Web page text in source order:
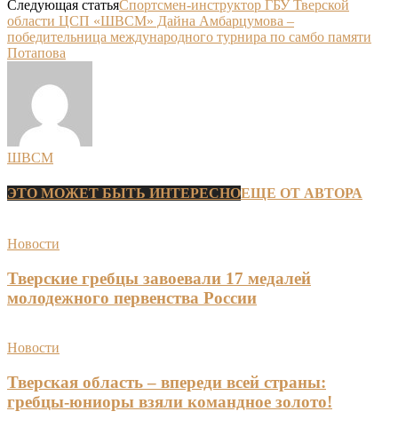
Следующая статьяСпортсмен-инструктор ГБУ Тверской
области ЦСП «ШВСМ» Дайна Амбарцумова –
победительница международного турнира по самбо памяти
Потапова
ШВСМ
ЭТО МОЖЕТ БЫТЬ ИНТЕРЕСНОЕЩЕ ОТ АВТОРА
Новости
Тверские гребцы завоевали 17 медалей
молодежного первенства России
Новости
Тверская область – впереди всей страны:
гребцы-юниоры взяли командное золото!